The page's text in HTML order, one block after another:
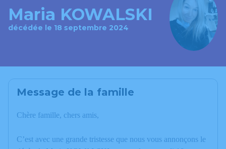
Maria KOWALSKI
décédée le 18 septembre 2024
Message de la famille
Chère famille, chers amis,
C’est avec une grande tristesse que nous vous annonçons le